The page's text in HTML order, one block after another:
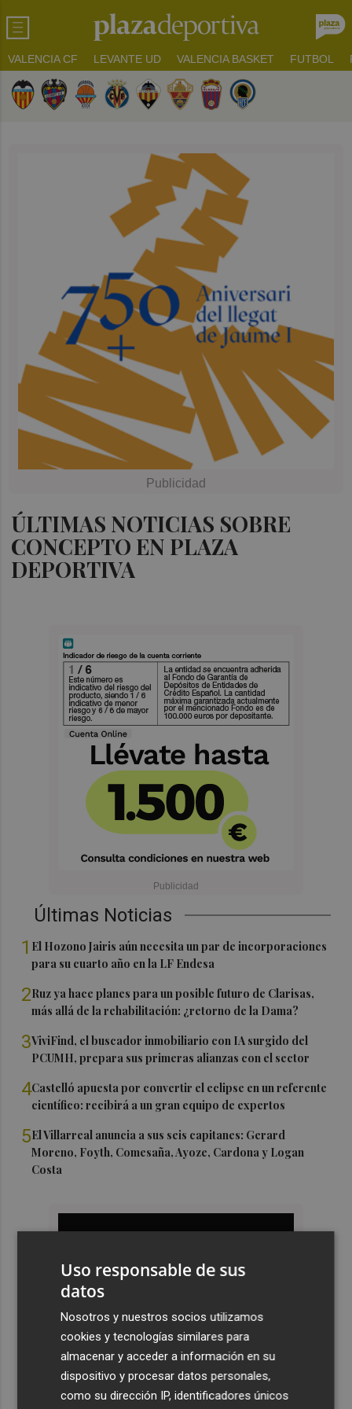
VALENCIA CF LEVANTE UD VALENCIA BASKET FUTBOL
ÚLTIMAS NOTICIAS SOBRE
CONCEPTO EN PLAZA
DEPORTIVA
Últimas Noticias
1 El Hozono Jairis aún necesita un par de incorporaciones
para su cuarto año en la LF Endesa
2Ruz ya hace planes para un posible futuro de Clarisas,
más allá de la rehabilitación: ¿retorno de la Dama?
3ViviFind, el buscador inmobiliario con IA surgido del
PCUMH, prepara sus primeras alianzas con el sector
4Castelló apuesta por convertir el eclipse en un referente
científico: recibirá a un gran equipo de expertos
5El Villarreal anuncia a sus seis capitanes: Gerard
Moreno, Foyth, Comesaña, Ayoze, Cardona y Logan
Costa
Uso responsable de sus
datos
Nosotros y nuestros socios utilizamos
cookies y tecnologías similares para
almacenar y acceder a información en su
dispositivo y procesar datos personales,
como su dirección IP, identificadores únicos